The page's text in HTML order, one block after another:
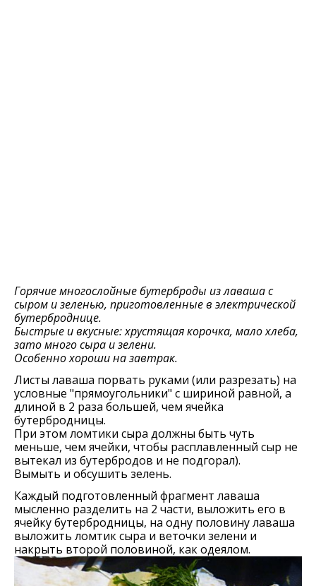
Горячие многослойные бутерброды из лаваша с
сыром и зеленью, приготовленные в электрической
бутерброднице.
Быстрые и вкусные: хрустящая корочка, мало хлеба,
зато много сыра и зелени.
Особенно хороши на завтрак.
Листы лаваша порвать руками (или разрезать) на
условные "прямоугольники" с шириной равной, а
длиной в 2 раза большей, чем ячейка
бутербродницы.
При этом ломтики сыра должны быть чуть
меньше, чем ячейки, чтобы расплавленный сыр не
вытекал из бутербродов и не подгорал).
Вымыть и обсушить зелень.
Каждый подготовленный фрагмент лаваша
мысленно разделить на 2 части, выложить его в
ячейку бутербродницы, на одну половину лаваша
выложить ломтик сыра и веточки зелени и
накрыть второй половиной, как одеялом.